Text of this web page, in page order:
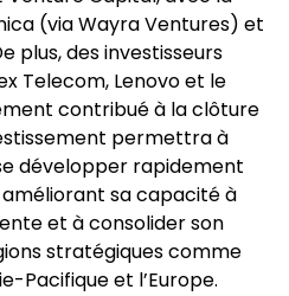
(via Wayra Ventures) et
plus, des investisseurs
Telecom, Lenovo et le
contribué à la clôture
permettra à
développer rapidement
sa capacité à
et à consolider son
stratégiques comme
Pacifique et l’Europe.